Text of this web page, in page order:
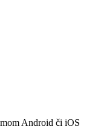
Android či iOS